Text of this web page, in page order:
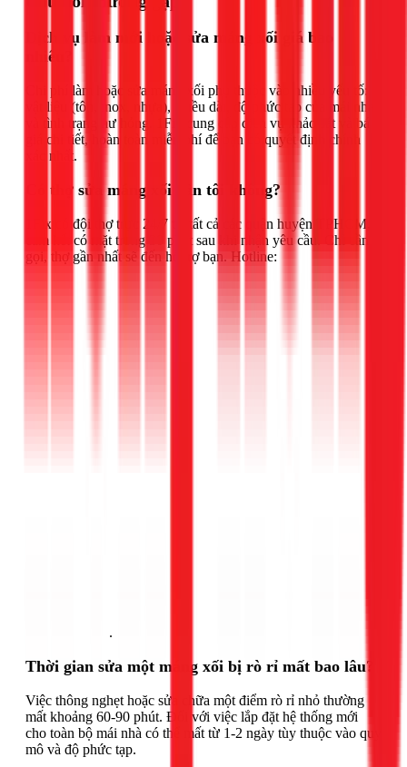
Dịch vụ làm mới hoặc sửa máng xối giá bao
nhiêu?
Chi phí làm hoặc sửa máng xối phụ thuộc vào nhiều yếu tố:
vật liệu (tôn, inox, nhựa), chiều dài, độ phức tạp của mái nhà
và tình trạng hư hỏng. 1Fix cung cấp dịch vụ khảo sát và báo
giá chi tiết, hoàn toàn miễn phí để bạn có quyết định chính
xác nhất.
Có thợ sửa máng xối gần tôi không?
1Fix có đội thợ trực 24/7 tại tất cả các quận huyện TPHCM,
cam kết có mặt trong 30 phút sau khi nhận yêu cầu. Chỉ cần
gọi, thợ gần nhất sẽ đến hỗ trợ bạn. Hotline:
.
Thời gian sửa một máng xối bị rò rỉ mất bao lâu?
Việc thông nghẹt hoặc sửa chữa một điểm rò rỉ nhỏ thường
mất khoảng 60-90 phút. Đối với việc lắp đặt hệ thống mới
cho toàn bộ mái nhà có thể mất từ 1-2 ngày tùy thuộc vào quy
mô và độ phức tạp.